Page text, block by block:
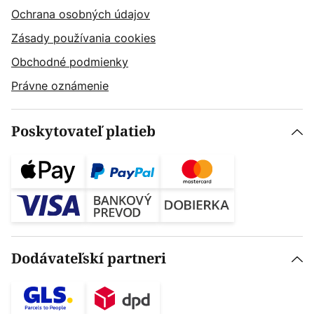
Ochrana osobných údajov
Zásady používania cookies
Obchodné podmienky
Právne oznámenie
Poskytovateľ platieb
Dodávateľskí partneri